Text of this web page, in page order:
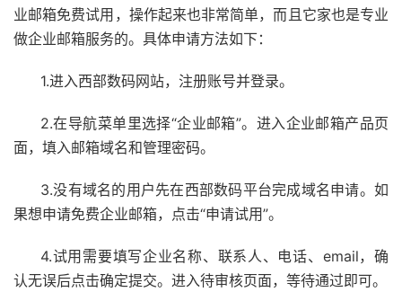
业邮箱免费试用，操作起来也非常简单，而且它家也是专业
做企业邮箱服务的。具体申请方法如下：
1.进入西部数码网站，注册账号并登录。
2.在导航菜单里选择“企业邮箱”。进入企业邮箱产品页
面，填入邮箱域名和管理密码。
3.没有域名的用户先在西部数码平台完成域名申请。如
果想申请免费企业邮箱，点击“申请试用”。
4.试用需要填写企业名称、联系人、电话、email，确
认无误后点击确定提交。进入待审核页面，等待通过即可。